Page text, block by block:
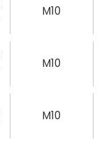
M10
M10
M10